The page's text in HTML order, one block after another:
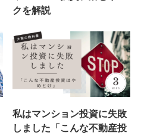
クを解説
私はマンション投資に失敗
しました「こんな不動産投